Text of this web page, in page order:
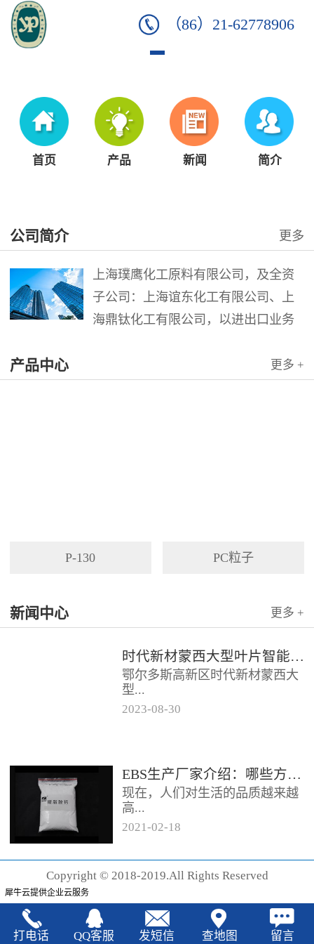
（86）21-62778906
首页 产品 新闻 简介
公司简介 更多
上海璞鹰化工原料有限公司，及全资
子公司：上海谊东化工有限公司、上
海鼎钛化工有限公司，以进出口业务
品。公司以其灵活的市场对策和创造
产品中心 更多 +
P-130 PC粒子
新闻中心 更多 +
时代新材蒙西大型叶片智能制造基地项目开工
鄂尔多斯高新区时代新材蒙西大
型...
分为...
2023-08-30
EBS生产厂家‍介绍：哪些方法可以验证EBS的润滑效果
现在，人们对生活的品质越来越
高...
声也越来越强烈，很多厂家在利
2021-02-18
Copyright © 2018-2019.All Rights Reserved
犀牛云提供企业云服务
打电话 QQ客服 发短信 查地图 留言